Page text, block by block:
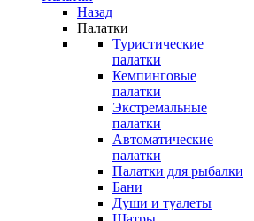
Назад
Палатки
Туристические
палатки
Кемпинговые
палатки
Экстремальные
палатки
Автоматические
палатки
Палатки для рыбалки
Бани
Души и туалеты